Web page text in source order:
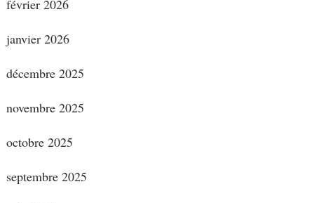
février 2026
janvier 2026
décembre 2025
novembre 2025
octobre 2025
septembre 2025